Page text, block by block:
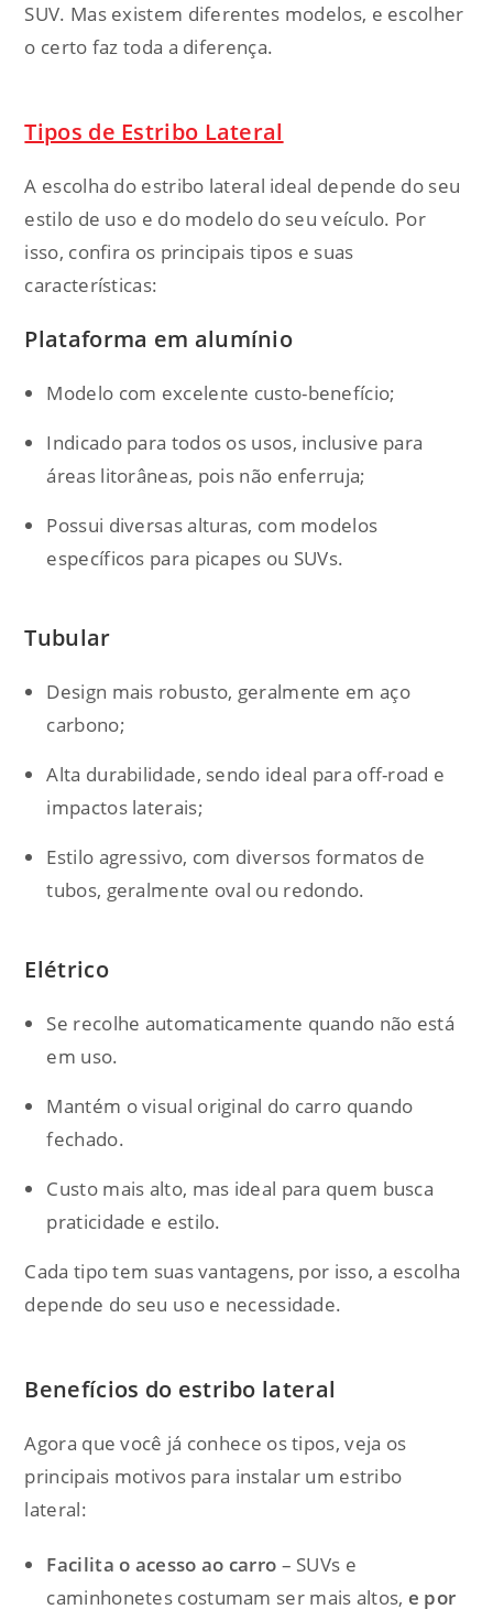
SUV. Mas existem diferentes modelos, e escolher
o certo faz toda a diferença.
Tipos de Estribo Lateral
A escolha do estribo lateral ideal depende do seu
estilo de uso e do modelo do seu veículo. Por
isso, confira os principais tipos e suas
características:
Plataforma em alumínio
Modelo com excelente custo-benefício;
Indicado para todos os usos, inclusive para
áreas litorâneas, pois não enferruja;
Possui diversas alturas, com modelos
específicos para picapes ou SUVs.
Tubular
Design mais robusto, geralmente em aço
carbono;
Alta durabilidade, sendo ideal para off-road e
impactos laterais;
Estilo agressivo, com diversos formatos de
tubos, geralmente oval ou redondo.
Elétrico
Se recolhe automaticamente quando não está
em uso.
Mantém o visual original do carro quando
fechado.
Custo mais alto, mas ideal para quem busca
praticidade e estilo.
Cada tipo tem suas vantagens, por isso, a escolha
depende do seu uso e necessidade.
Benefícios do estribo lateral
Agora que você já conhece os tipos, veja os
principais motivos para instalar um estribo
lateral:
Facilita o acesso ao carro – SUVs e
caminhonetes costumam ser mais altos, e por